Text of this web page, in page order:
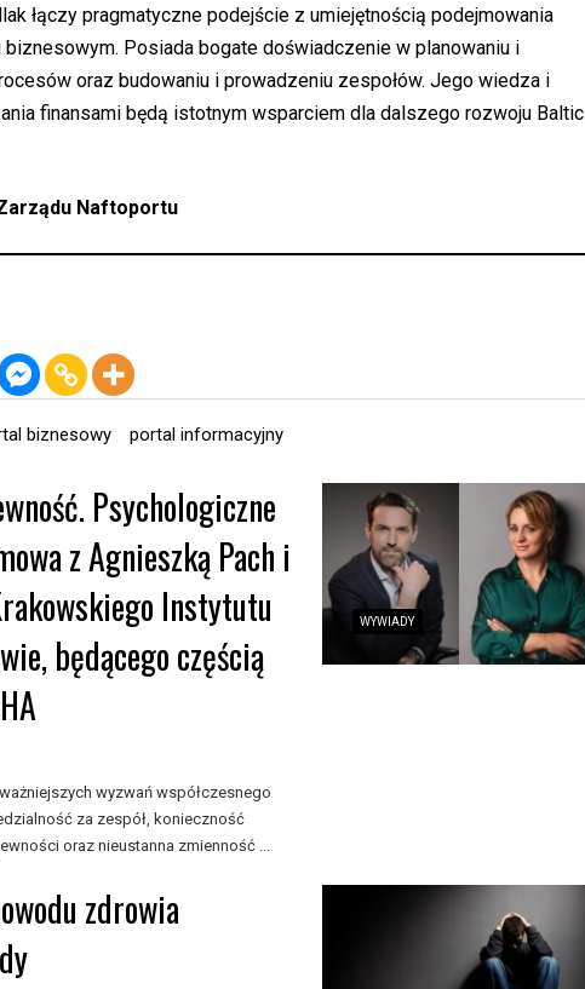
łączy pragmatyczne podejście z umiejętnością podejmowania
Posiada bogate doświadczenie w planowaniu i
oraz budowaniu i prowadzeniu zespołów. Jego wiedza i
finansami będą istotnym wsparciem dla dalszego rozwoju Baltic
Naftoportu
biznesowy portal informacyjny
WYWIADY
Psychologiczne
z Agnieszką Pach i
Instytutu
będącego częścią
wyzwań współczesnego
za zespół, konieczność
oraz nieustanna zmienność ...
zdrowia